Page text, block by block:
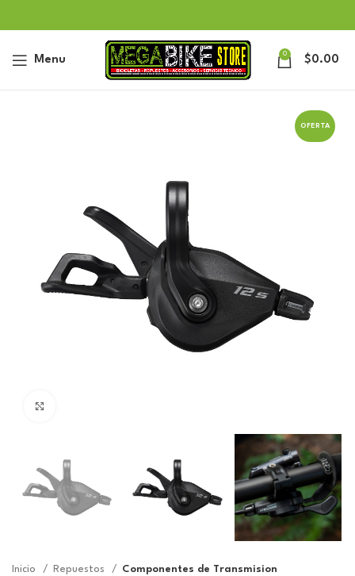
Menu 0 $0.00
OFERTA
Inicio Repuestos Componentes de Transmision